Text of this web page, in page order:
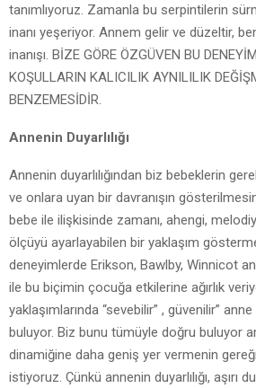
tanımlıyoruz. Zamanla bu serpintilerin
inanı yeşeriyor. Annem gelir ve düzeltir,
inanışı. BİZE GÖRE ÖZGÜVEN BU
KOŞULLARIN KALICILIK AYNILILIK
BENZEMESİDİR.
Annenin Duyarlılığı
Annenin duyarlılığından biz bebeklerin
ve onlara uyan bir davranışın
bebe ile ilişkisinde zamanı, ahengi,
ölçüyü ayarlayabilen bir yaklaşım
deneyimlerde Erikson, Bawlby, Winnicot
ile bu biçimin çocuğa etkilerine ağırlık
yaklaşımlarında “sevebilir” , güvenilir”
buluyor. Biz bunu tümüyle doğru buluyor
dinamiğine daha geniş yer vermenin
istiyoruz. Çünkü annenin duyarlılığı, aşırı